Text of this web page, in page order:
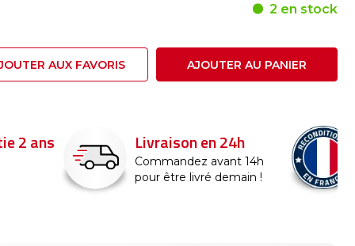
2 en stock
AUX FAVORIS AJOUTER AU PANIER
Reconditionné en
France